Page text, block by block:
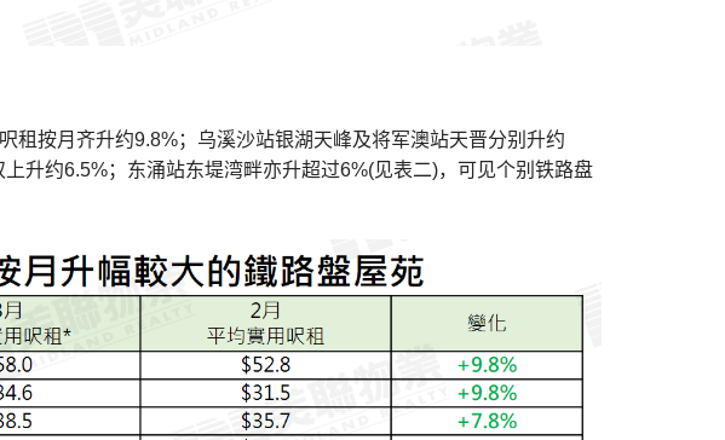
租按月齐升约9.8%；乌溪沙站银湖天峰及将军澳站天晋分别升约
升约6.5%；东涌站东堤湾畔亦升超过6%(见表二)，可见个别铁路盘